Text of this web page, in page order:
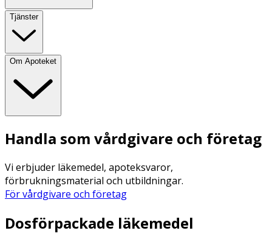
Tjänster
Om Apoteket
Handla som vårdgivare och företag
Vi erbjuder läkemedel, apoteksvaror,
förbrukningsmaterial och utbildningar.
För vårdgivare och företag
Dosförpackade läkemedel